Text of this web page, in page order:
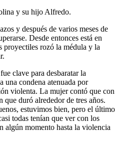
y su hijo Alfredo.
y después de varios meses de
Desde entonces está en
proyectiles rozó la médula y la
clave para desbaratar la
una condena atenuada por
violenta. La mujer contó que con
que duró alrededor de tres años.
estuvimos bien, pero el último
todas tenían que ver con los
algún momento hasta la violencia